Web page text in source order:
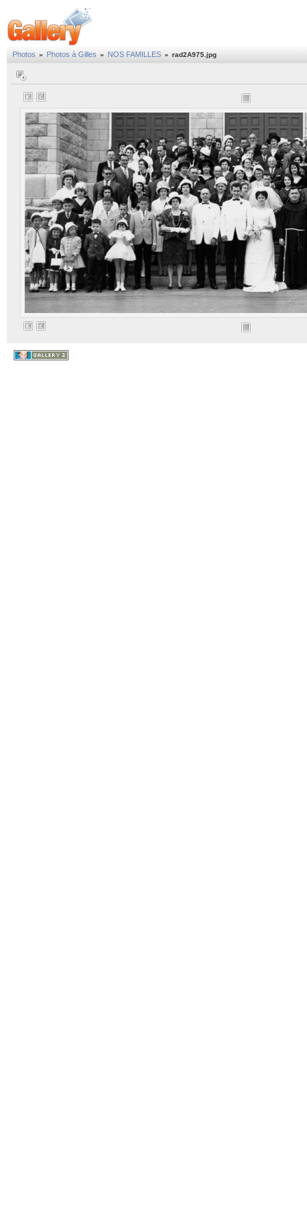
Photos » Photos à Gilles » NOS FAMILLES » rad2A975.jpg